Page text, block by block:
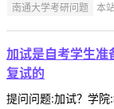
南通大学考研问题 本
加试是自考学生准
复试的
提问问题:加试？学